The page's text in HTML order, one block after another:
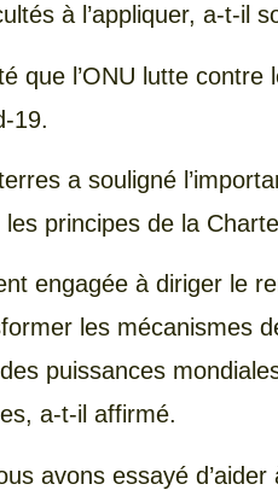
à l’appliquer, a-t-il
que l’ONU lutte contre
19.
a souligné
principes de la
engagée à diriger le
les mécanismes
puissances
a-t-il affirmé.
avons essayé